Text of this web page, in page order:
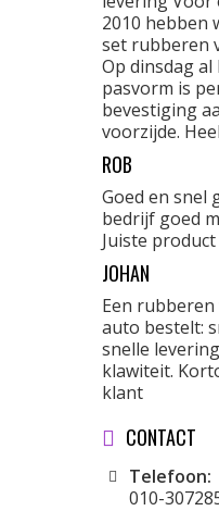
2010 hebben
set rubberen
Op dinsdag
pasvorm is
bevestiging
voorzijde.
ROB
Goed en snel
bedrijf goed
Juiste product
JOHAN
Een
auto bestelt:
snelle
klawiteit.
klant
CONTACT
Telefoon:
010-